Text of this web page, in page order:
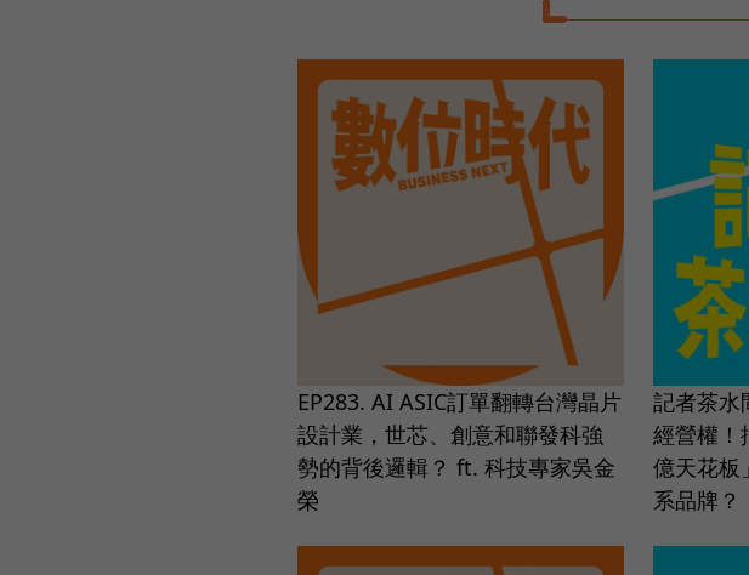
EP283. AI ASIC訂單翻轉台灣晶片
設計業，世芯、創意和聯發科強
勢的背後邏輯？ ft. 科技專家吳金
榮
記者茶水
經營權！
億天花板
系品牌？